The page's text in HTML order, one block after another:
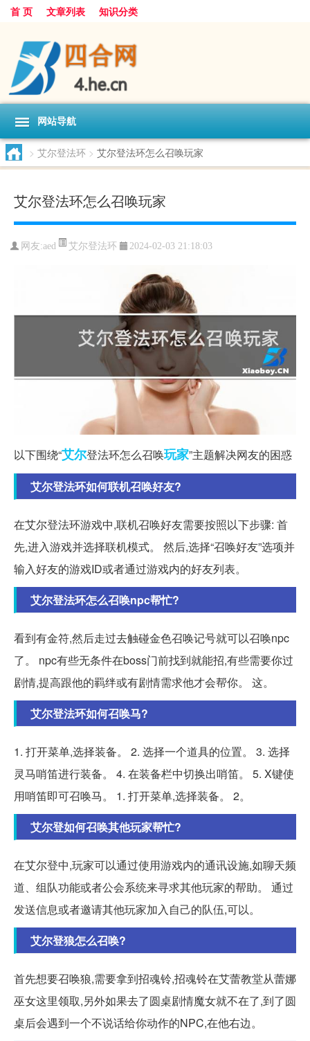
首 页 文章列表 知识分类
网站导航
> 艾尔登法环 > 艾尔登法环怎么召唤玩家
艾尔登法环怎么召唤玩家
网友:aed 艾尔登法环 2024-02-03 21:18:03
以下围绕“艾尔登法环怎么召唤玩家”主题解决网友的困惑
艾尔登法环如何联机召唤好友?
在艾尔登法环游戏中,联机召唤好友需要按照以下步骤: 首
先,进入游戏并选择联机模式。 然后,选择“召唤好友”选项并
输入好友的游戏ID或者通过游戏内的好友列表。
艾尔登法环怎么召唤npc帮忙?
看到有金符,然后走过去触碰金色召唤记号就可以召唤npc
了。 npc有些无条件在boss门前找到就能招,有些需要你过
剧情,提高跟他的羁绊或有剧情需求他才会帮你。 这。
艾尔登法环如何召唤马?
1. 打开菜单,选择装备。 2. 选择一个道具的位置。 3. 选择
灵马哨笛进行装备。 4. 在装备栏中切换出哨笛。 5. X键使
用哨笛即可召唤马。 1. 打开菜单,选择装备。 2。
艾尔登如何召唤其他玩家帮忙?
在艾尔登中,玩家可以通过使用游戏内的通讯设施,如聊天频
道、组队功能或者公会系统来寻求其他玩家的帮助。 通过
发送信息或者邀请其他玩家加入自己的队伍,可以。
艾尔登狼怎么召唤?
首先想要召唤狼,需要拿到招魂铃,招魂铃在艾蕾教堂从蕾娜
巫女这里领取,另外如果去了圆桌剧情魔女就不在了,到了圆
桌后会遇到一个不说话给你动作的NPC,在他右边。